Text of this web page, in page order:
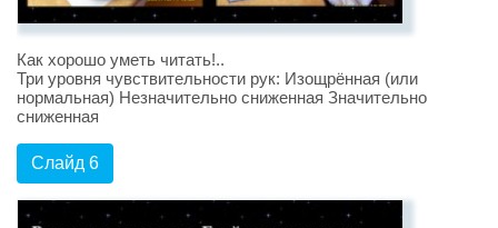
Как хорошо уметь читать!..
Три уровня чувствительности рук: Изощрённая (или
нормальная) Незначительно сниженная Значительно
сниженная
Слайд 6